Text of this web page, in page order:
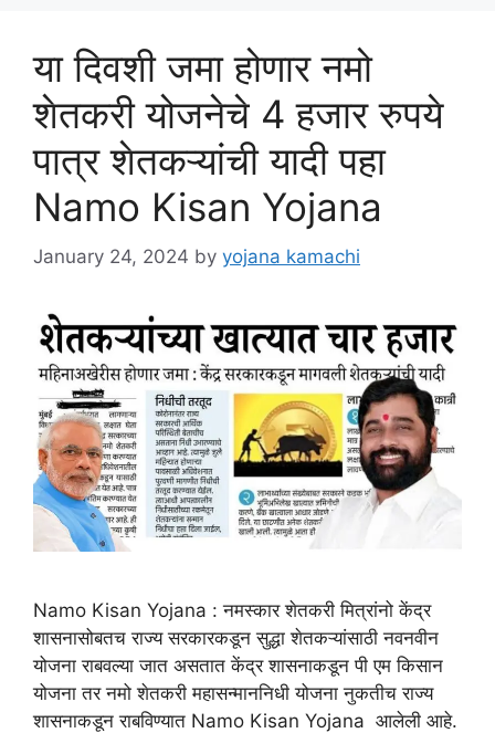
या दिवशी जमा होणार नमो
शेतकरी योजनेचे 4 हजार रुपये
पात्र शेतकऱ्यांची यादी पहा
Namo Kisan Yojana
January 24, 2024 by yojana kamachi
Namo Kisan Yojana : नमस्कार शेतकरी मित्रांनो केंद्र
शासनासोबतच राज्य सरकारकडून सुद्धा शेतकऱ्यांसाठी नवनवीन
योजना राबवल्या जात असतात केंद्र शासनाकडून पी एम किसान
योजना तर नमो शेतकरी महासन्माननिधी योजना नुकतीच राज्य
शासनाकडून राबविण्यात Namo Kisan Yojana आलेली आहे.